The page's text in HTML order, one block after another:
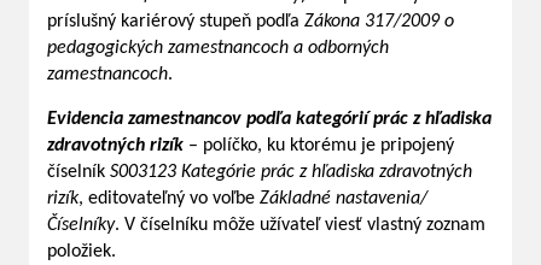
príslušný kariérový stupeň podľa Zákona 317/2009 o
pedagogických zamestnancoch a odborných
zamestnancoch.
Evidencia zamestnancov podľa kategórií prác z hľadiska
zdravotných rizík – políčko, ku ktorému je pripojený
číselník S003123 Kategórie prác z hľadiska zdravotných
rizík, editovateľný vo voľbe Základné nastavenia/
Číselníky. V číselníku môže užívateľ viesť vlastný zoznam
položiek.